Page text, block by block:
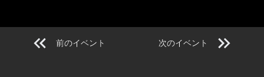
前のイベント 次のイベント